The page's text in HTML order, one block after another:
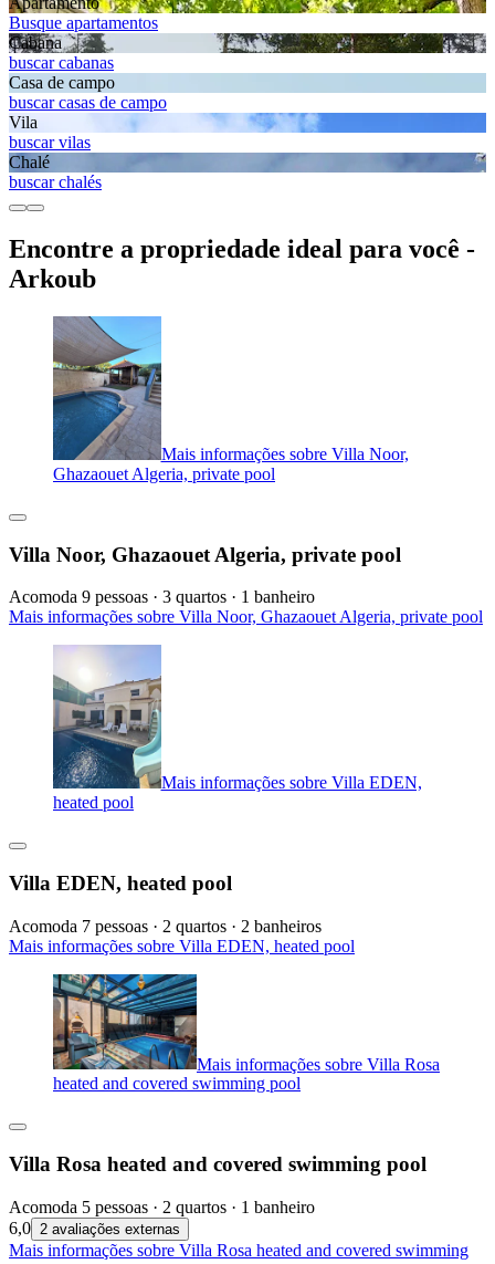
Busque apartamentos
Cabana
buscar cabanas
Casa de campo
buscar casas de campo
Vila
buscar vilas
Chalé
buscar chalés
Encontre a propriedade ideal para você -
Arkoub
Mais informações sobre Villa Noor,
Ghazaouet Algeria, private pool
Villa Noor, Ghazaouet Algeria, private pool
Acomoda 9 pessoas · 3 quartos · 1 banheiro
Mais informações sobre Villa Noor, Ghazaouet Algeria, private pool
Mais informações sobre Villa EDEN,
heated pool
Villa EDEN, heated pool
Acomoda 7 pessoas · 2 quartos · 2 banheiros
Mais informações sobre Villa EDEN, heated pool
Mais informações sobre Villa Rosa
heated and covered swimming pool
Villa Rosa heated and covered swimming pool
Acomoda 5 pessoas · 2 quartos · 1 banheiro
6,0 2 avaliações externas
Mais informações sobre Villa Rosa heated and covered swimming